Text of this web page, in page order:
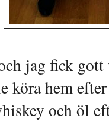
jag fick
köra hem
och öl